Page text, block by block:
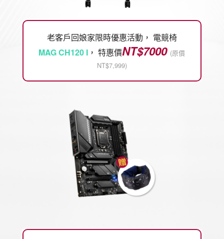
老客戶回娘家限時優惠活動， 電競椅
MAG CH120 I ， 特惠價NT$7000 (原價
NT$7,999)